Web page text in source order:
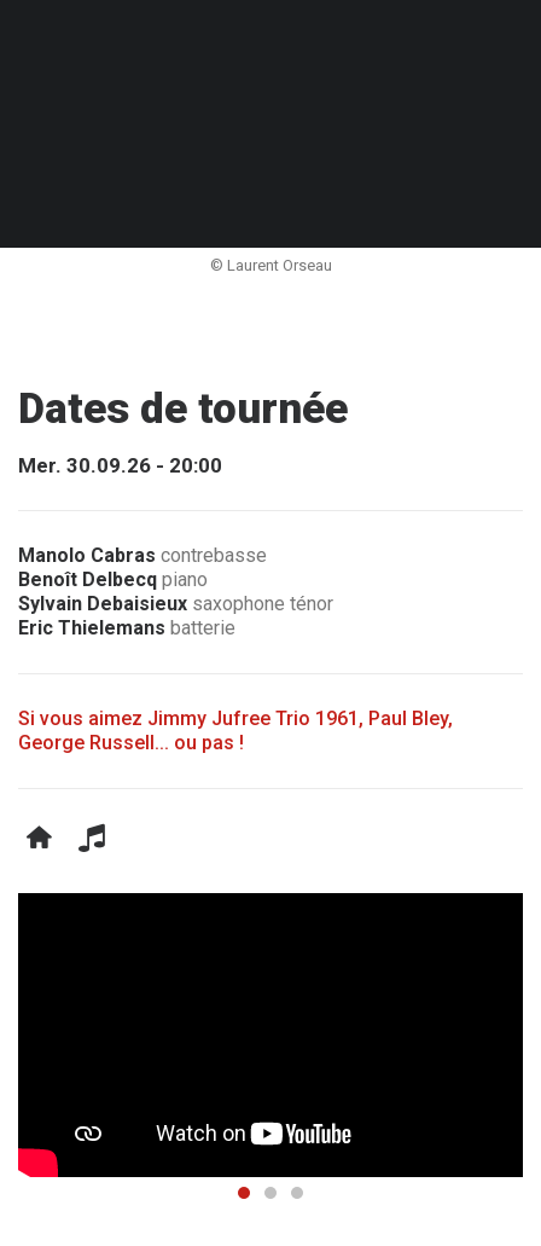
© Laurent Orseau
Dates de tournée
Mer. 30.09.26 - 20:00
Manolo Cabras contrebasse
Benoît Delbecq piano
Sylvain Debaisieux saxophone ténor
Eric Thielemans batterie
Si vous aimez Jimmy Jufree Trio 1961, Paul Bley,
George Russell... ou pas !